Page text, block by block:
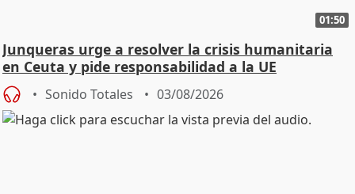
01:50
Junqueras urge a resolver la crisis humanitaria
en Ceuta y pide responsabilidad a la UE
Sonido Totales 03/08/2026